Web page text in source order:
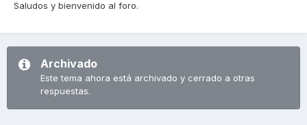
Saludos y bienvenido al foro.
Archivado
Este tema ahora está archivado y cerrado a otras
respuestas.